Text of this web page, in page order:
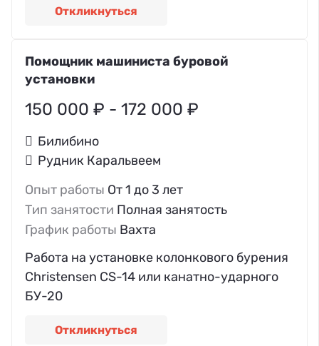
Откликнуться
Помощник машиниста буровой
установки
150 000 ₽ - 172 000 ₽
Билибино
Рудник Каральвеем
Опыт работы От 1 до 3 лет
Тип занятости Полная занятость
График работы Вахта
Работа на установке колонкового бурения
Christensen CS-14 или канатно-ударного
БУ-20
Откликнуться